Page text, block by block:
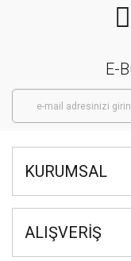
E-
KURUMSAL
ALIŞVERİŞ